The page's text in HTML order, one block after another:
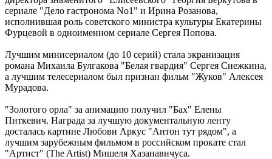
сериале "Дело гастронома No1" и Ирина Розанова,
исполнившая роль советского министра культуры Екатерины
Фурцевой в одноименном сериале Сергея Попова.
Лучшим минисериалом (до 10 серий) стала экранизация
романа Михаила Булгакова "Белая гвардия" Сергея Снежкина,
а лучшим телесериалом был признан фильм "Жуков" Алексея
Мурадова.
"Золотого орла" за анимацию получил "Бах" Елены
Питкевич. Награда за лучшую документальную ленту
досталась картине Любови Аркус "Антон тут рядом", а
лучшим зарубежным фильмом в российском прокате стал
"Артист" (The Artist) Мишеля Хазанавичуса.